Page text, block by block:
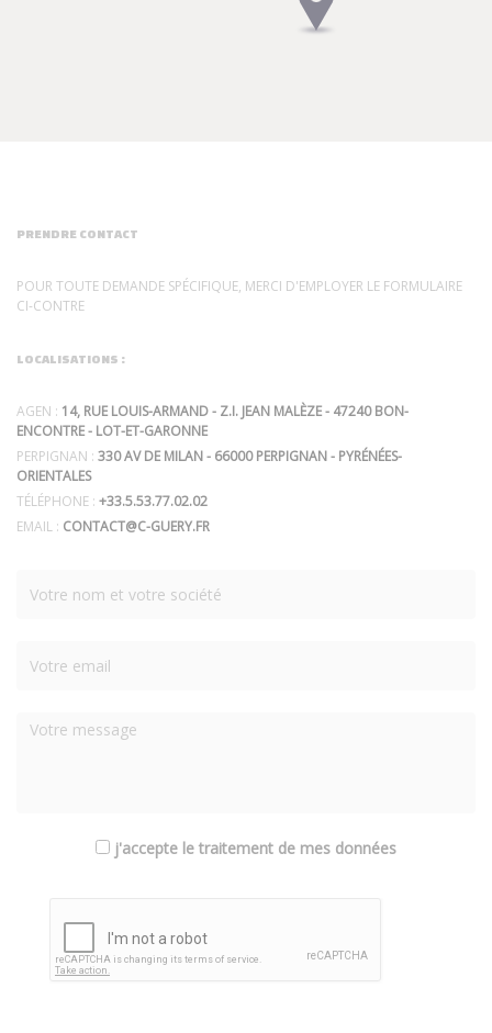
PRENDRE CONTACT
POUR TOUTE DEMANDE SPÉCIFIQUE, MERCI D'EMPLOYER LE FORMULAIRE
CI-CONTRE
LOCALISATIONS :
AGEN : 14, RUE LOUIS-ARMAND - Z.I. JEAN MALÈZE - 47240 BON-
ENCONTRE - LOT-ET-GARONNE
PERPIGNAN : 330 AV DE MILAN - 66000 PERPIGNAN - PYRÉNÉES-
ORIENTALES
TÉLÉPHONE : +33.5.53.77.02.02
EMAIL : CONTACT@C-GUERY.FR
j'accepte le traitement de mes données